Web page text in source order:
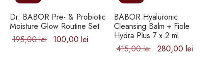
Dr. BABOR Pre- & Probiotic
Moisture Glow Routine Set
195,00lei
Prețul
100,00 lei
BABOR Hyaluronic
Cleansing Balm + Fiole
Hydra Plus 7 x 2 ml
415,00lei Prețul
280,00 lei